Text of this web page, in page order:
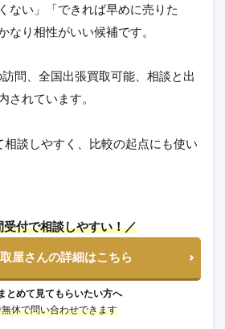
ない」「できれば早めに売りた
なり相性がいい候補です。
問、全国出張買取可能、相談と出
されています。
相談しやすく、比較の起点にも使い
付で相談しやすい！／
屋さんの詳細はこちら
とめて見てもらいたい方へ
休で問い合わせできます